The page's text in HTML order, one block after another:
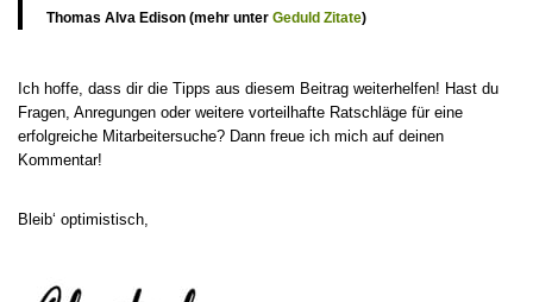
Thomas Alva Edison (mehr unter Geduld Zitate)
Ich hoffe, dass dir die Tipps aus diesem Beitrag weiterhelfen! Hast du
Fragen, Anregungen oder weitere vorteilhafte Ratschläge für eine
erfolgreiche Mitarbeitersuche? Dann freue ich mich auf deinen
Kommentar!
Bleib‘ optimistisch,